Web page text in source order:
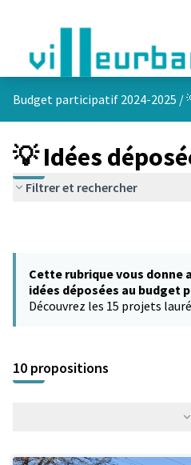
Budget participatif 2024-2025 /
💡 Idées
Filtrer et rechercher
Cette rubrique vous donne
idées déposées au budget
Découvrez les 15 projets
10 propositions